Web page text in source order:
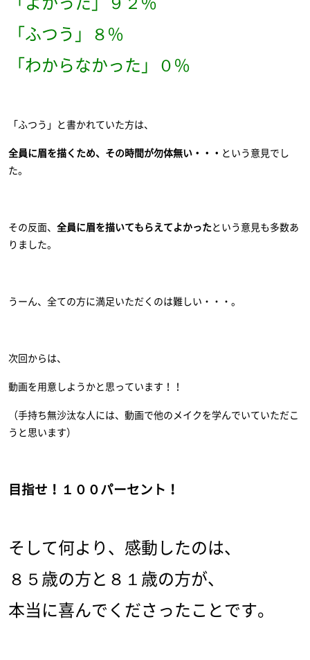
「ふつう」８%
「わからなかった」０%
「ふつう」と書かれていた方は、
全員に眉を描くため、その時間が勿体無い・・・ という意見でし
た。
その反面、 全員に眉を描いてもらえてよかったという意見も多数あ
りました。
うーん、全ての方に満足いただくのは難しい・・・。
次回からは、
動画を用意しようかと思っています！！
（手持ち無沙汰な人には、動画で他のメイクを学んでいていただこ
うと思います）
目指せ！１００パーセント！
そして何より、感動したのは、
８５歳の方と８１歳の方が、
本当に喜んでくださったことです。